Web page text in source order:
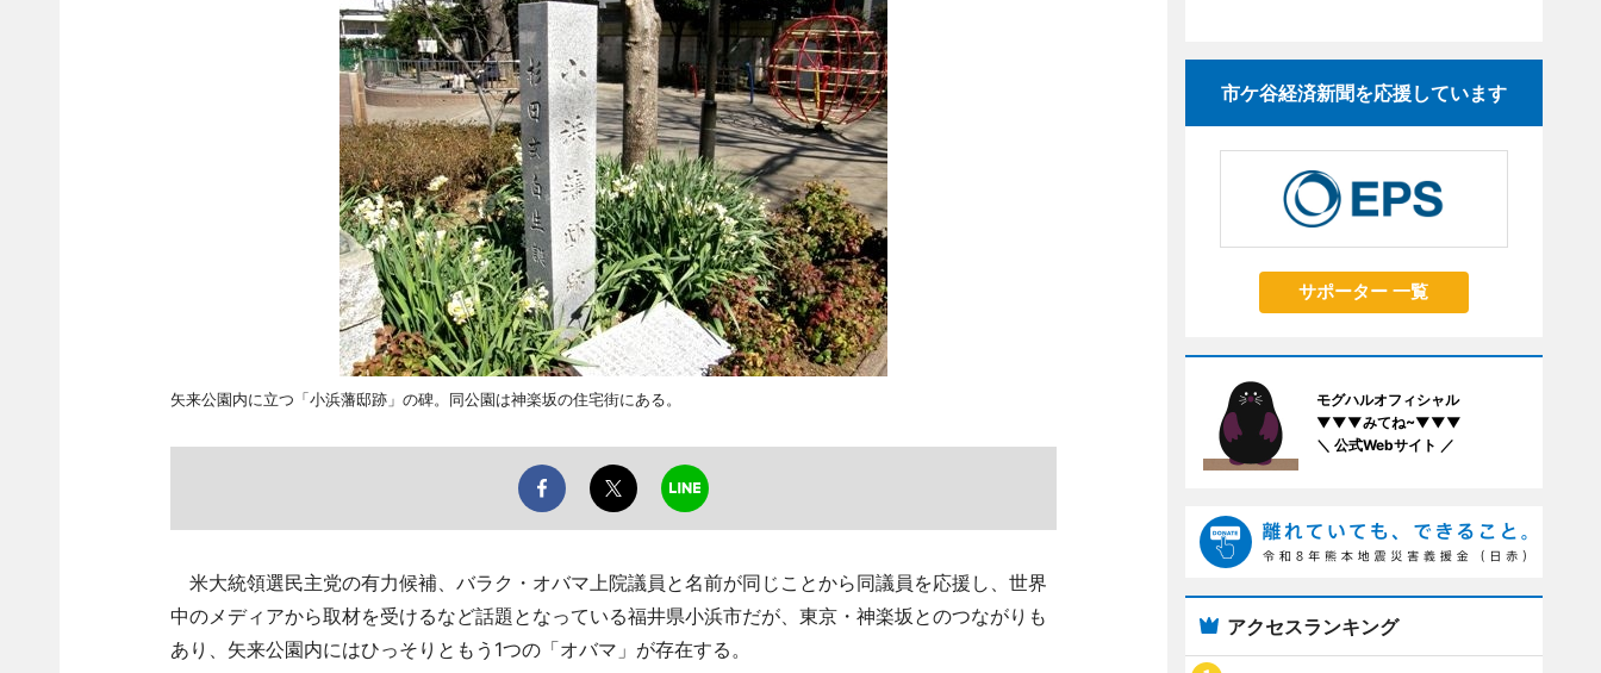
矢来公園内に立つ「小浜藩邸跡」の碑。同公園は神楽坂の住宅街にある。
米大統領選民主党の有力候補、バラク・オバマ上院議員と名前が同じことから同議員を応援し、世界
中のメディアから取材を受けるなど話題となっている福井県小浜市だが、東京・神楽坂とのつながりも
あり、矢来公園内にはひっそりともう1つの「オバマ」が存在する。
市ケ谷経済新聞を応援しています
サポーター 一覧
モグハルオフィシャル
▼▼▼みてね~▼▼▼
＼ 公式Webサイト ／
アクセスランキング